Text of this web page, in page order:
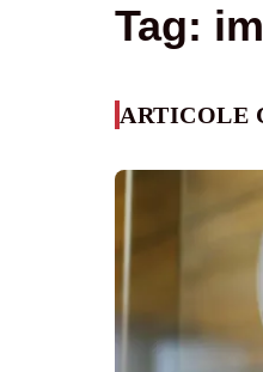
Tag:
ARTICOLE